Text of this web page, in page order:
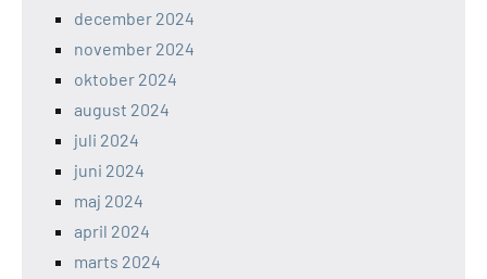
december 2024
november 2024
oktober 2024
august 2024
juli 2024
juni 2024
maj 2024
april 2024
marts 2024